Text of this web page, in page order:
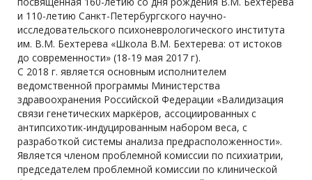
и 110-летию Санкт-Петербургского научно-
исследовательского психоневрологического института
им. В.М. Бехтерева «Школа В.М. Бехтерева: от истоков
до современности» (18-19 мая 2017 г).
С 2018 г. является основным исполнителем
ведомственной программы Министерства
здравоохранения Российской Федерации «Валидизация
связи генетических маркёров, ассоциированных с
антипсихотик-индуцированным набором веса, с
разработкой системы анализа предрасположенности».
Является членом проблемной комиссии по психиатрии,
председателем проблемной комиссии по клинической